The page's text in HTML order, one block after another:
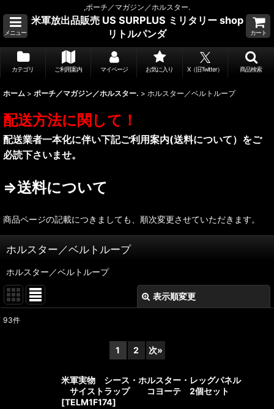
,ポーチ／マガジン／ホルスター.
メニュー
米軍放出品販売 US SURPLUS ミリタリー shop
リトルパンダ
カート
カテゴリ ご利用案内 マイページ お気に入り X（旧Twitter） 商品検索
ホーム > ポーチ／マガジン／ホルスター. > ホルスター／ベルトループ
配送方法に関して！
配送業者一本化に伴い下記ご利用案内(送料について）をご
必読下さいませ。
⇒送料について
商品ページの記載につきましても、順次変更させていただきます。
ホルスター／ベルトループ
ホルスター／ベルトループ
表示順変更
93件
1 2 次»
米軍実物 シース・ホルスター・レッグパネル
サイストラップ コヨーテ 2個セット
[TELM1F174]